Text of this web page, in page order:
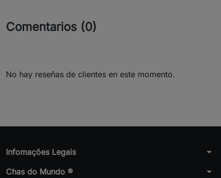
Comentarios (0)
No hay reseñas de clientes en este momento.
Infomações Legais arrow_drop_down
Chas do Mundo ® arrow_drop_down